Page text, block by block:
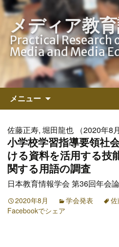
メディア教
Practical Research
Media and Media
メニュー
ン
ツ
へ
ス
キ
ッ
佐藤正寿, 堀田龍也 （2020年8月
小学校学習指導要領社
ける資料を活用する技
関する用語の調査
日本教育情報学会 第36回年会
2020年8月 学会発表
Facebookでシェア